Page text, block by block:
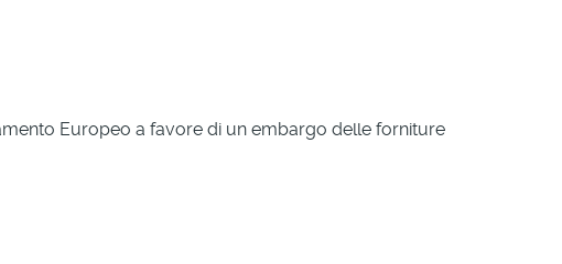
Europeo a favore di un embargo delle forniture